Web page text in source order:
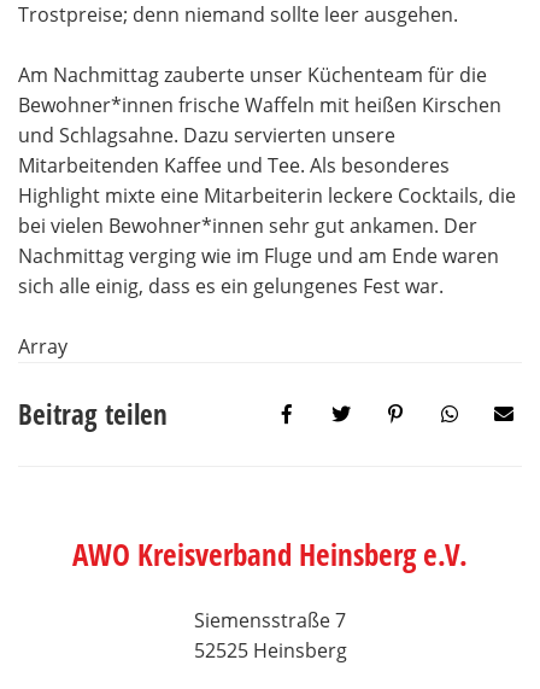
Trostpreise; denn niemand sollte leer ausgehen.
Am Nachmittag zauberte unser Küchenteam für die
Bewohner*innen frische Waffeln mit heißen Kirschen
und Schlagsahne. Dazu servierten unsere
Mitarbeitenden Kaffee und Tee. Als besonderes
Highlight mixte eine Mitarbeiterin leckere Cocktails, die
bei vielen Bewohner*innen sehr gut ankamen. Der
Nachmittag verging wie im Fluge und am Ende waren
sich alle einig, dass es ein gelungenes Fest war.
Array
Beitrag teilen
AWO Kreisverband Heinsberg e.V.
Siemensstraße 7
52525 Heinsberg